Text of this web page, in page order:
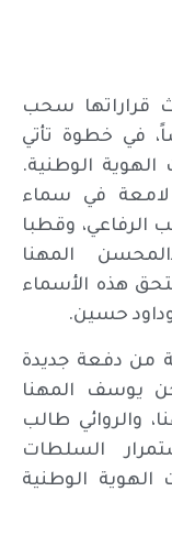
قراراتها سحب
عن 2193 شخصاً، في خطوة تأتي
الوطنية.
لامعة في سماء
الرفاعي، وقطبا
المهنا
هذه الأسماء
حسين.
من دفعة جديدة
يوسف المهنا
والروائي طالب
السلطات
الوطنية